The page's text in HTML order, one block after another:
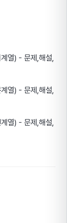
열) - 문제,해설,
열) - 문제,해설,
열) - 문제,해설,